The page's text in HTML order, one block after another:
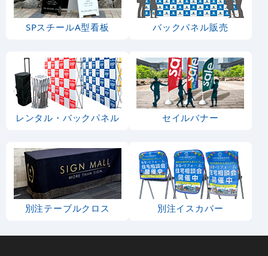
SPスチールA型看板 バックパネル販売
レンタル・バックパネル セイルバナー
別注テーブルクロス 別注イスカバー